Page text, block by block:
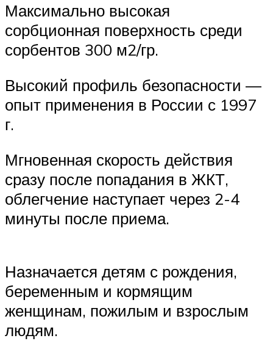
Максимально высокая
сорбционная поверхность среди
сорбентов 300 м2/гр.
Высокий профиль безопасности —
опыт применения в России с 1997
г.
Мгновенная скорость действия
сразу после попадания в ЖКТ,
облегчение наступает через 2-4
минуты после приема.
Назначается детям с рождения,
беременным и кормящим
женщинам, пожилым и взрослым
людям.